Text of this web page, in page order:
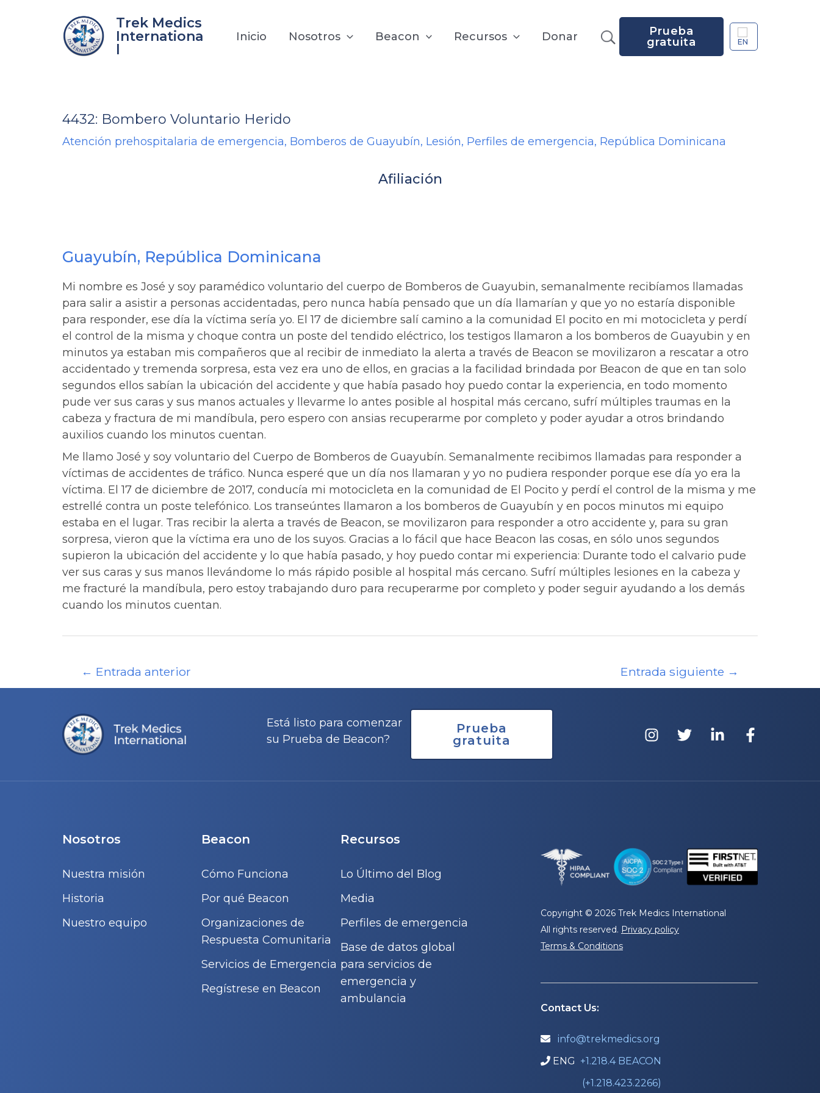
Trek Medics
Internationa
Inicio Nosotros Beacon Recursos Donar
Prueba
gratuita
4432: Bombero Voluntario Herido
Atención prehospitalaria de emergencia, Bomberos de Guayubín, Lesión, Perfiles de emergencia, República Dominicana
Afiliación
Guayubín, República Dominicana
Mi nombre es José y soy paramédico voluntario del cuerpo de Bomberos de Guayubin, semanalmente recibíamos llamadas
para salir a asistir a personas accidentadas, pero nunca había pensado que un día llamarían y que yo no estaría disponible
para responder, ese día la víctima sería yo. El 17 de diciembre salí camino a la comunidad El pocito en mi motocicleta y perdí
el control de la misma y choque contra un poste del tendido eléctrico, los testigos llamaron a los bomberos de Guayubin y en
minutos ya estaban mis compañeros que al recibir de inmediato la alerta a través de Beacon se movilizaron a rescatar a otro
accidentado y tremenda sorpresa, esta vez era uno de ellos, en gracias a la facilidad brindada por Beacon de que en tan solo
segundos ellos sabían la ubicación del accidente y que había pasado hoy puedo contar la experiencia, en todo momento
pude ver sus caras y sus manos actuales y llevarme lo antes posible al hospital más cercano, sufrí múltiples traumas en la
cabeza y fractura de mi mandíbula, pero espero con ansias recuperarme por completo y poder ayudar a otros brindando
auxilios cuando los minutos cuentan.
Me llamo José y soy voluntario del Cuerpo de Bomberos de Guayubín. Semanalmente recibimos llamadas para responder a
víctimas de accidentes de tráfico. Nunca esperé que un día nos llamaran y yo no pudiera responder porque ese día yo era la
víctima. El 17 de diciembre de 2017, conducía mi motocicleta en la comunidad de El Pocito y perdí el control de la misma y me
estrellé contra un poste telefónico. Los transeúntes llamaron a los bomberos de Guayubín y en pocos minutos mi equipo
estaba en el lugar. Tras recibir la alerta a través de Beacon, se movilizaron para responder a otro accidente y, para su gran
sorpresa, vieron que la víctima era uno de los suyos. Gracias a lo fácil que hace Beacon las cosas, en sólo unos segundos
supieron la ubicación del accidente y lo que había pasado, y hoy puedo contar mi experiencia: Durante todo el calvario pude
ver sus caras y sus manos llevándome lo más rápido posible al hospital más cercano. Sufrí múltiples lesiones en la cabeza y
me fracturé la mandíbula, pero estoy trabajando duro para recuperarme por completo y poder seguir ayudando a los demás
cuando los minutos cuentan.
Navegación
← Entrada anterior Entrada siguiente →
Está listo para comenzar
su Prueba de Beacon?
Prueba
gratuita
Nosotros
Nuestra misión
Historia
Nuestro equipo
Beacon
Cómo Funciona
Por qué Beacon
Organizaciones de
Respuesta Comunitaria
Servicios de Emergencia
Regístrese en Beacon
Recursos
Lo Último del Blog
Media
Perfiles de emergencia
Base de datos global
para servicios de
emergencia y
ambulancia
Copyright © 2026 Trek Medics International
All rights reserved. Privacy policy
Terms & Conditions
Contact Us:
 info@trekmedics.org
 ENG +1.218.4 BEACON
(+1.218.423.2266)